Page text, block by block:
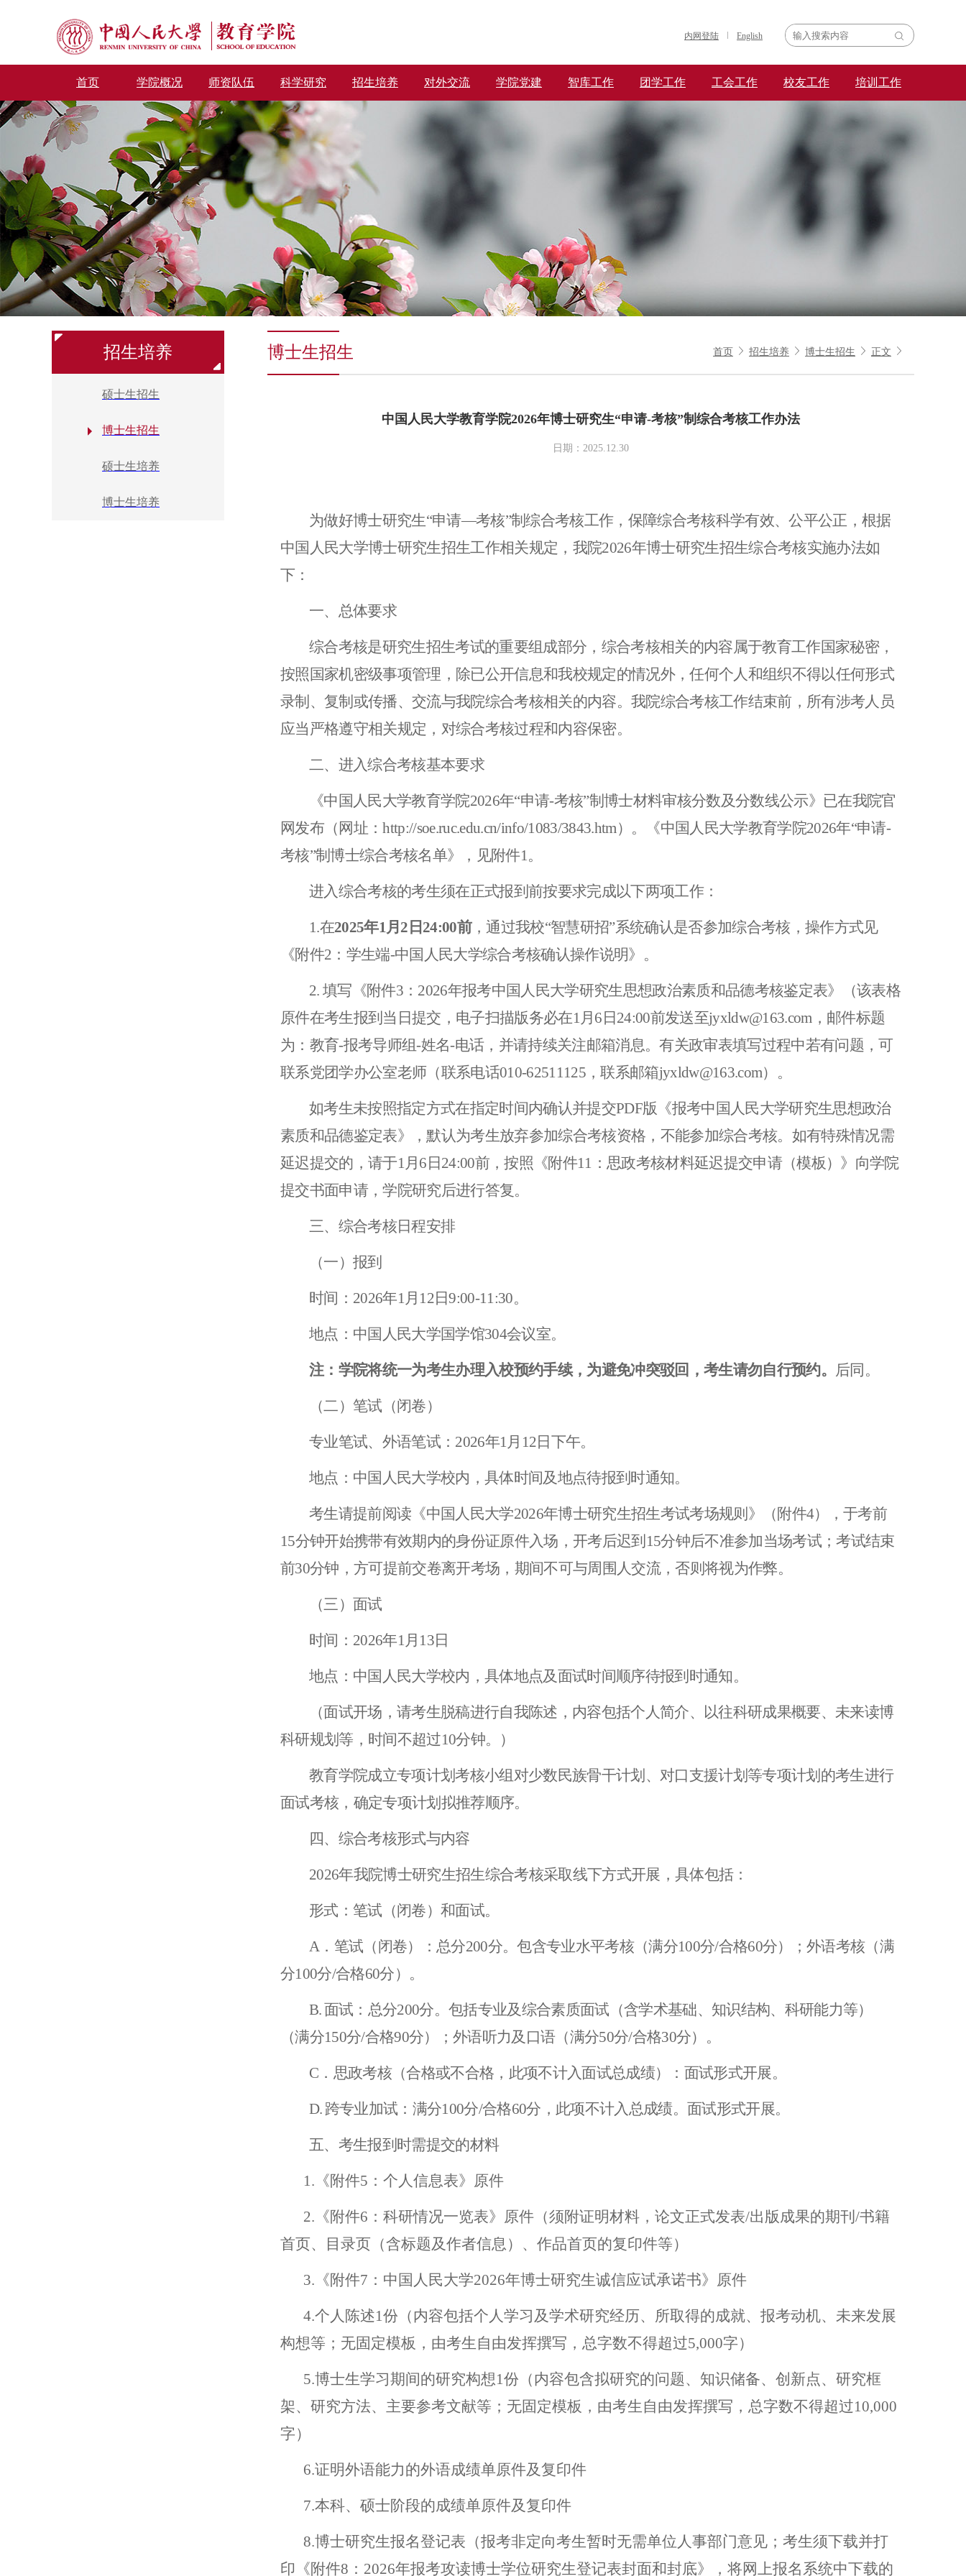
内网登陆 English
首页 学院概况 师资队伍 科学研究 招生培养 对外交流 学院党建 智库工作 团学工作 工会工作 校友工作 培训工作
招生培养
硕士生招生
博士生招生
硕士生培养
博士生培养
博士生招生 首页 招生培养 博士生招生 正文
中国人民大学教育学院2026年博士研究生“申请-考核”制综合考核工作办法
日期：2025.12.30
为做好博士研究生“申请—考核”制综合考核工作，保障综合考核科学有效、公平公正，根据
中国人民大学博士研究生招生工作相关规定，我院2026年博士研究生招生综合考核实施办法如
下：
一、 总体要求
综合考核是研究生招生考试的重要组成部分，综合考核相关的内容属于教育工作国家秘密，
按照国家机密级事项管理，除已公开信息和我校规定的情况外，任何个人和组织不得以任何形式
录制、复制或传播、交流与我院综合考核相关的内容。我院综合考核工作结束前，所有涉考人员
应当严格遵守相关规定，对综合考核过程和内容保密。
二、 进入综合考核基本要求
《中国人民大学教育学院2026年“申请-考核”制博士材料审核分数及分数线公示》已在我院官
网发布（ 网址：http://soe.ruc.edu.cn/info/1083/3843.htm）。《中国人民大学教育学院2026年“申请-
考核”制博士综合考核名单》，见附件1。
进入综合考核的考生须在正式报到前按要求完成以下两项工作：
1.在2025年1月 2 日 24:00前，通过我校“智慧研招”系统确认是否参加综合考核，操作方式见
《附件2：学生端-中国人民大学综合考核确认操作说明》。
2.填写《附件3：2026年报考中国人民大学研究生思想政治素质和品德考核鉴定表》（该表格
原件在考生报到当日提交，电子扫描版务必在1月6日24:00前发送至jyxldw@163.com，邮件标题
为：教育-报考导师组-姓名-电话，并请持续关注邮箱消息。有关政审表填写过程中若有问题，可
联系党团学办公室老师（联系电话010-62511125，联系邮箱jyxldw@163.com）。
如考生未按照指定方式在指定时间内确认并提交PDF版《报考中国人民大学研究生思想政治
素质和品德鉴定表》，默认为考生放弃参加综合考核资格，不能参加综合考核。如有特殊情况需
延迟提交的，请于1月6日24:00前，按照《附件11 ：思政考核材料延迟提交申请（模板）》向学院
提交书面申请，学院研究后进行答复。
三、 综合考核日程安排
（一）报到
时间：2026年1月 12日9:00-11:30。
地点：中国人民大学国学馆304会议室。
注：学院将统一为考生办理入校预约手续，为避免冲突驳回，考生请勿自行预约。 后同。
（二）笔试（闭卷）
专业笔试、外语笔试：2026年1月 12日下午。
地点：中国人民大学校内，具体时间及地点待报到时通知。
考生请提前阅读《中国人民大学2026年博士研究生招生考试考场规则》（附件4），于考前
15分钟开始携带有效期内的身份证原件入场，开考后迟到15分钟后不准参加当场考试；考试结束
前30分钟，方可提前交卷离开考场，期间不可与周围人交流，否则将视为作弊。
（三）面试
时间：2026年1月 13日
地点：中国人民大学校内，具体地点及面试时间顺序待报到时通知。
（面试开场，请考生脱稿进行自我陈述，内容包括个人简介、以往科研成果概要、未来读博
科研规划等，时间不超过10分钟。）
教育学院成立专项计划考核小组对少数民族骨干计划、对口支援计划等专项计划的考生进行
面试考核，确定专项计划拟推荐顺序。
四、 综合考核形式与内容
2026年我院博士研究生招生综合考核采取线下方式开展，具体包括：
形式：笔试（闭卷）和面试。
A．笔试（闭卷）：总分200分。包含专业水平考核（满分100分/合格60分）；外语考核（满
分100分/合格60分）。
B.面试：总分200分。包括专业及综合素质面试（含学术基础、知识结构、科研能力等）
（满分150分/合格90分）；外语听力及口语（满分50分/合格30分）。
C．思政考核（合格或不合格，此项不计入面试总成绩）：面试形式开展。
D. 跨专业加试：满分100分/合格60分，此项不计入总成绩。面试形式开展。
五、 考生报到时需提交的材料
1. 《附件5：个人信息表》原件
2. 《附件6：科研情况一览表》原件（须附证明材料，论文正式发表/出版成果的期刊/书籍
首页、目录页（含标题及作者信息）、作品首页的复印件等）
3. 《附件7：中国人民大学2026年博士研究生诚信应试承诺书》原件
4.个人陈述1份 （内容包括个人学习及学术研究经历、所取得的成就、报考动机、未来发展
构想等；无固定模板，由考生自由发挥撰写，总字数不得超过5,000字）
5.博士生学习期间的研究构想1份（内容包含拟研究的问题、知识储备、创新点、研究框
架、研究方法、主要参考文献等；无固定模板，由考生自由发挥撰写，总字数不得超过10,000
字）
6.证明外语能力的外语成绩单原件及复印件
7.本科、硕士阶段的成绩单原件及复印件
8.博士研究生报名登记表（报考非定向考生暂时无需单位人事部门意见；考生须下载并打
印《附件8 ：2026年报考攻读博士学位研究生登记表封面和封底》，将网上报名系统中下载的